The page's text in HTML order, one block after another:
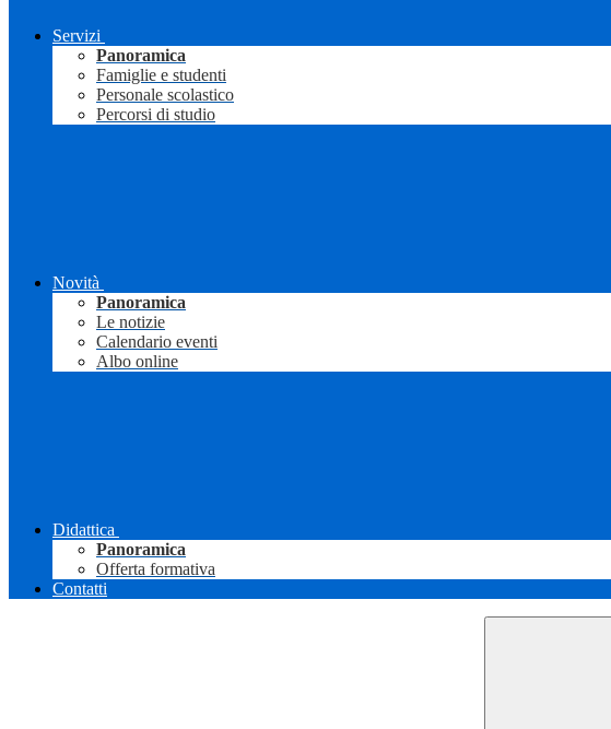
Servizi
Panoramica
Famiglie e studenti
Personale scolastico
Percorsi di studio
Novità
Panoramica
Le notizie
Calendario eventi
Albo online
Didattica
Panoramica
Offerta formativa
Contatti